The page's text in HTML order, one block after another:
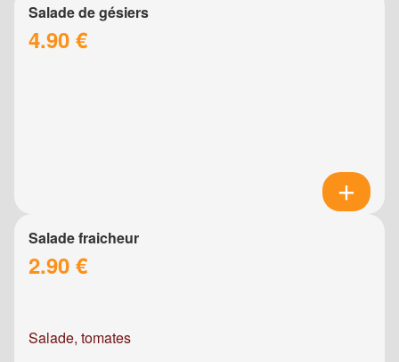
Salade de gésiers
4.90 €
Salade fraicheur
2.90 €
Salade, tomates